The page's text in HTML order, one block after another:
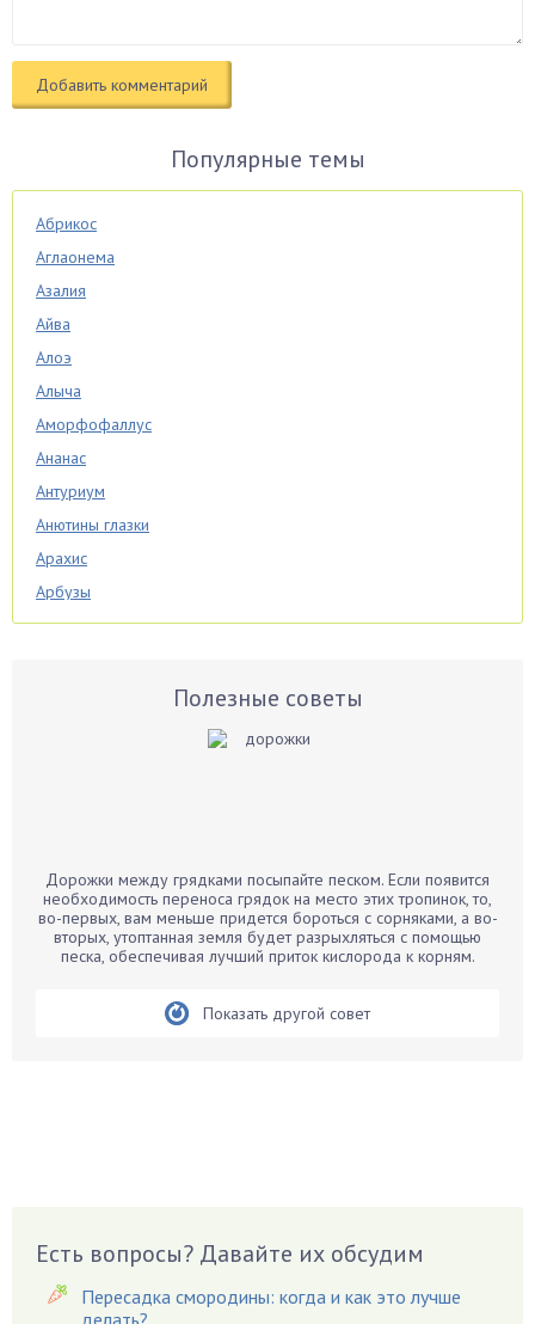
Популярные темы
Абрикос
Аглаонема
Азалия
Айва
Алоэ
Алыча
Аморфофаллус
Ананас
Антуриум
Анютины глазки
Арахис
Арбузы
Аспарагус
Бархатцы
Бегония
Белые грибы
Виноград
Вишня
Полезные советы
Дорожки между грядками посыпайте песком. Если появится
необходимость переноса грядок на место этих тропинок, то,
во-первых, вам меньше придется бороться с сорняками, а во-
вторых, утоптанная земля будет разрыхляться с помощью
песка, обеспечивая лучший приток кислорода к корням.
Показать другой совет
Есть вопросы? Давайте их обсудим
Пересадка смородины: когда и как это лучше
делать?